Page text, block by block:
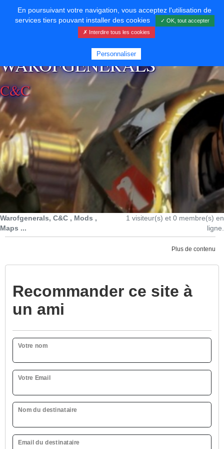
⚡ SOUTENIR LE DÉVELOPPEMENT
WAROFGENERALS
C&C
Warofgenerals, C&C , Mods ,
Maps ...
1 visiteur(s) et 0 membre(s) en
ligne.
Plus de contenu
Recommander ce site à
un ami
Votre nom
Votre Email
Nom du destinataire
Email du destinataire
En poursuivant votre navigation, vous acceptez l'utilisation de
services tiers pouvant installer des cookies
✓ OK, tout accepter
✗ Interdire tous les cookies
Personnaliser